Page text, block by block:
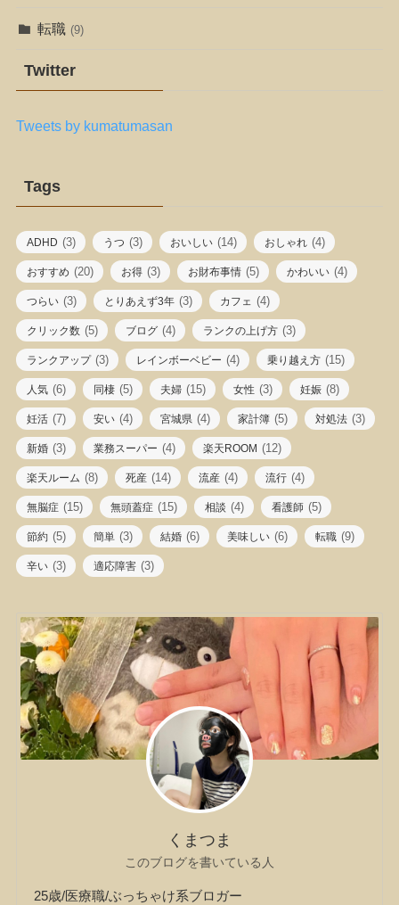
転職 (9)
Twitter
Tweets by kumatumasan
Tags
ADHD (3) うつ (3) おいしい (14) おしゃれ (4)
おすすめ (20) お得 (3) お財布事情 (5) かわいい (4)
つらい (3) とりあえず3年 (3) カフェ (4)
クリック数 (5) ブログ (4) ランクの上げ方 (3)
ランクアップ(3) レインボーベビー (4) 乗り越え方 (15)
人気 (6) 同棲 (5) 夫婦 (15) 女性 (3) 妊娠 (8)
妊活 (7) 安い (4) 宮城県 (4) 家計簿 (5) 対処法 (3)
新婚 (3) 業務スーパー (4) 楽天ROOM (12)
楽天ルーム (8) 死産 (14) 流産 (4) 流行 (4)
無脳症 (15) 無頭蓋症 (15) 相談 (4) 看護師 (5)
節約 (5) 簡単 (3) 結婚 (6) 美味しい (6) 転職 (9)
辛い (3) 適応障害 (3)
くまつま
このブログを書いている人
25歳/医療職/ぶっちゃけ系ブロガー